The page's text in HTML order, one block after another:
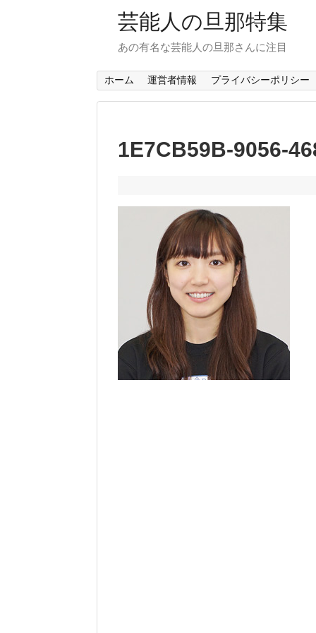
芸能人の旦那特集
あの有名な芸能人の旦那さんに注目
ホーム 運営者情報 プライバシーポリシー
1E7CB59B-9056-